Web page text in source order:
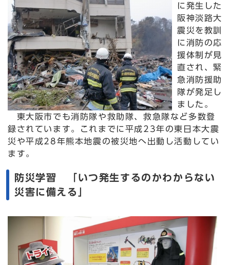
に発生した
阪神淡路大
震災を教訓
に消防の応
援体制が見
直され、緊
急消防援助
隊が発足し
ました。
東大阪市でも消防隊や救助隊、救急隊など多数登
録されています。これまでに平成23年の東日本大震
災や平成28年熊本地震の被災地へ出動し活動してい
ます。
防災学習 「いつ発生するのかわからない
災害に備える」